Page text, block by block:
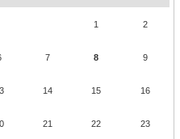
1 2
7 8 9
14 15 16
21 22 23